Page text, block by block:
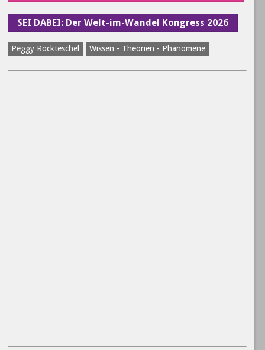
SEI DABEI: Der Welt-im-Wandel Kongress 2026
Peggy Rockteschel Wissen - Theorien - Phänomene